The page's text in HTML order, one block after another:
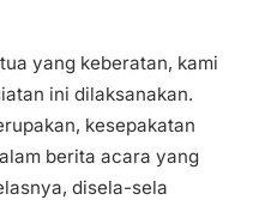
yang keberatan, kami
ini dilaksanakan.
kesepakatan
berita acara yang
disela-sela